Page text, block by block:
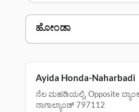
ಡೀಲರ್ ಹೆಸರು
ayida honda-naharbadi
Ayida Honda-Naharbadi
ನೆಲ ಮಹಡಿಯಲ್ಲಿ, Opposite
ನಾಗಾಲ್ಯಾಂಡ್ 797112